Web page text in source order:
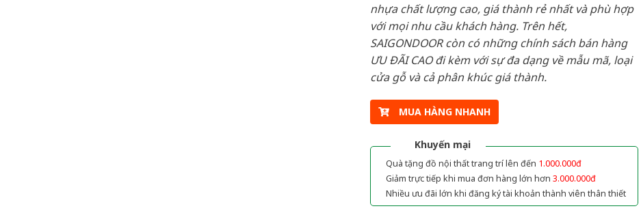
nhựa chất lượng cao, giá thành rẻ nhất và phù hợp
với mọi nhu cầu khách hàng. Trên hết,
SAIGONDOOR còn có những chính sách bán hàng
ƯU ĐÃI CAO đi kèm với sự đa dạng về mẫu mã, loại
cửa gỗ và cả phân khúc giá thành.
MUA HÀNG NHANH
Khuyến mại
Quà tặng đồ nội thất trang trí lên đến 1.000.000đ
Giảm trực tiếp khi mua đơn hàng lớn hơn 3.000.000đ
Nhiều ưu đãi lớn khi đăng ký tài khoản thành viên thân thiết